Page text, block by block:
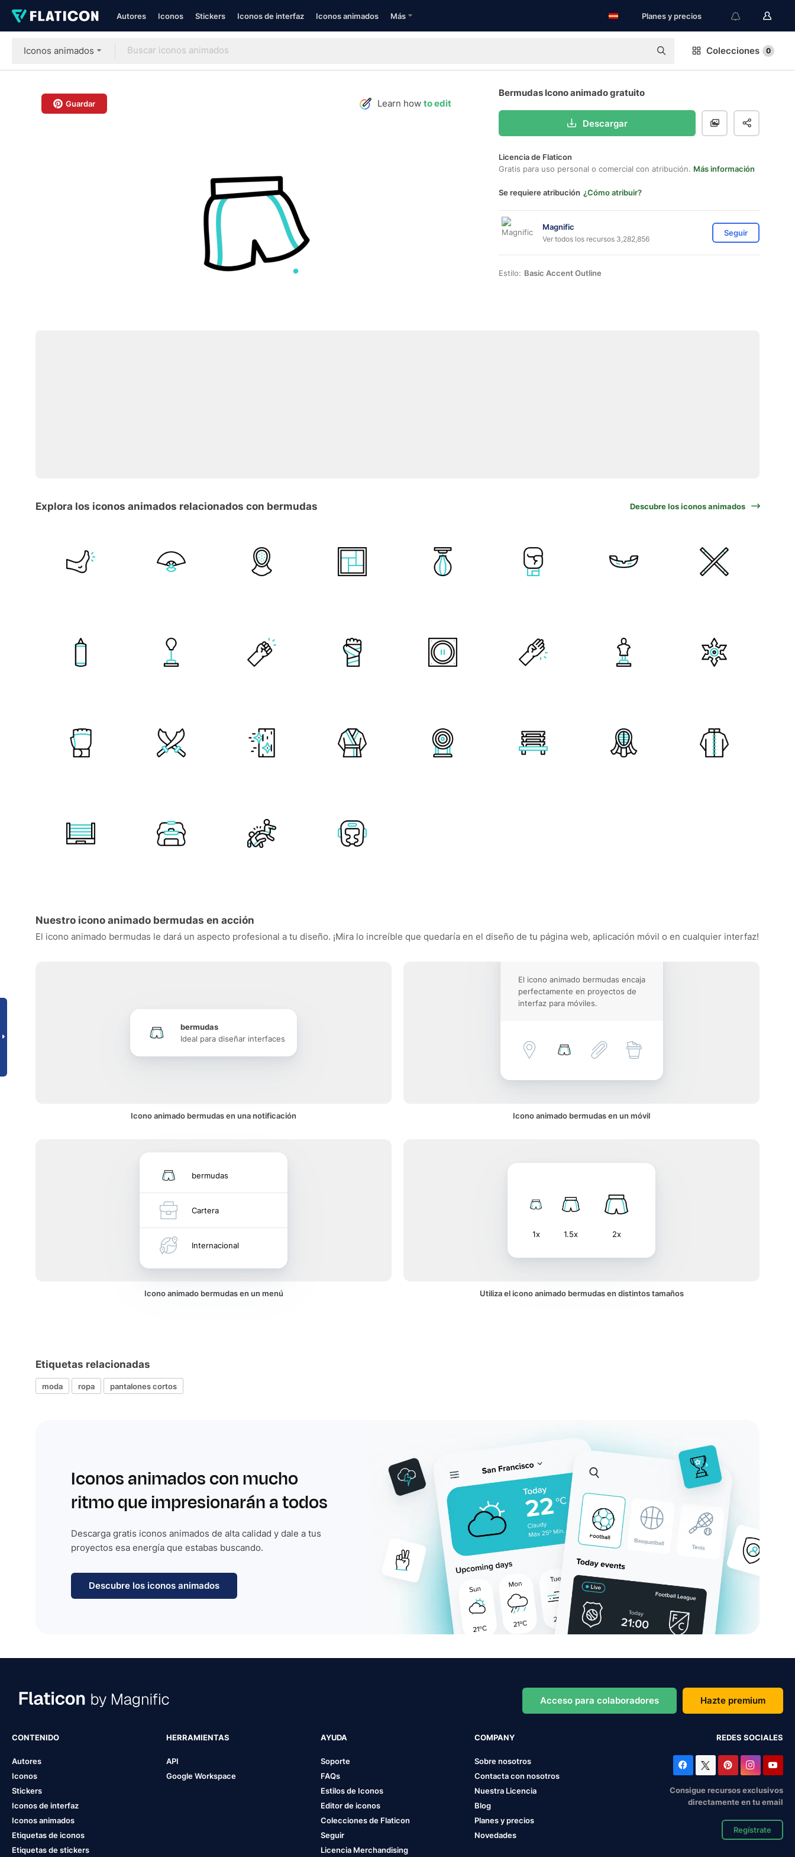
Autores Iconos Stickers Iconos de interfaz Iconos animados Más Planes y precios
Iconos animados Colecciones 0
Guardar Learn how to edit
Bermudas Icono animado gratuito
Descargar
Licencia de Flaticon
Gratis para uso personal o comercial con atribución. Más información
Se requiere atribución ¿Cómo atribuir?
Magnific
Ver todos los recursos 3,282,856
Seguir
Estilo: Basic Accent Outline
Explora los iconos animados relacionados con bermudas Descubre los iconos animados
Nuestro icono animado bermudas en acción
El icono animado bermudas le dará un aspecto profesional a tu diseño. ¡Mira lo increíble que quedaría en el diseño de tu página web, aplicación móvil o en cualquier interfaz!
bermudas
Ideal para diseñar interfaces
Icono animado bermudas en una notificación
El icono animado bermudas encaja
perfectamente en proyectos de
interfaz para móviles.
Icono animado bermudas en un móvil
bermudas
Cartera
Internacional
Icono animado bermudas en un menú
1x 1.5x 2x
Utiliza el icono animado bermudas en distintos tamaños
Etiquetas relacionadas
moda ropa pantalones cortos
Iconos animados con mucho
ritmo que impresionarán a todos
Descarga gratis iconos animados de alta calidad y dale a tus
proyectos esa energía que estabas buscando.
Descubre los iconos animados
Acceso para colaboradores Hazte premium
CONTENIDO
Autores
Iconos
Stickers
Iconos de interfaz
Iconos animados
Etiquetas de iconos
Etiquetas de stickers
HERRAMIENTAS
API
Google Workspace
AYUDA
Soporte
FAQs
Estilos de Iconos
Editor de iconos
Colecciones de Flaticon
Seguir
Licencia Merchandising
COMPANY
Sobre nosotros
Contacta con nosotros
Nuestra Licencia
Blog
Planes y precios
Novedades
REDES SOCIALES
Consigue recursos exclusivos
directamente en tu email
Regístrate